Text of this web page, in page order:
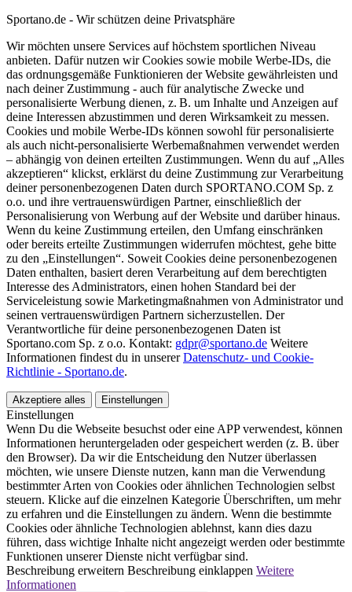
Sportano.de - Wir schützen deine Privatsphäre
Wir möchten unsere Services auf höchstem sportlichen Niveau
anbieten. Dafür nutzen wir Cookies sowie mobile Werbe-IDs, die
das ordnungsgemäße Funktionieren der Website gewährleisten und
nach deiner Zustimmung - auch für analytische Zwecke und
personalisierte Werbung dienen, z. B. um Inhalte und Anzeigen auf
deine Interessen abzustimmen und deren Wirksamkeit zu messen.
Cookies und mobile Werbe-IDs können sowohl für personalisierte
als auch nicht-personalisierte Werbemaßnahmen verwendet werden
– abhängig von deinen erteilten Zustimmungen. Wenn du auf „Alles
akzeptieren“ klickst, erklärst du deine Zustimmung zur Verarbeitung
deiner personenbezogenen Daten durch SPORTANO.COM Sp. z
o.o. und ihre vertrauenswürdigen Partner, einschließlich der
Personalisierung von Werbung auf der Website und darüber hinaus.
Wenn du keine Zustimmung erteilen, den Umfang einschränken
oder bereits erteilte Zustimmungen widerrufen möchtest, gehe bitte
zu den „Einstellungen“. Soweit Cookies deine personenbezogenen
Daten enthalten, basiert deren Verarbeitung auf dem berechtigten
Interesse des Administrators, einen hohen Standard bei der
Serviceleistung sowie Marketingmaßnahmen von Administrator und
seinen vertrauenswürdigen Partnern sicherzustellen. Der
Verantwortliche für deine personenbezogenen Daten ist
Sportano.com Sp. z o.o. Kontakt: gdpr@sportano.de Weitere
Informationen findest du in unsererDatenschutz- und Cookie-
Richtlinie - Sportano.de.
Akzeptiere alles Einstellungen
Einstellungen
Wenn Du die Webseite besuchst oder eine APP verwendest, können
Informationen heruntergeladen oder gespeichert werden (z. B. über
den Browser). Da wir die Entscheidung den Nutzer überlassen
möchten, wie unsere Dienste nutzen, kann man die Verwendung
bestimmter Arten von Cookies oder ähnlichen Technologien selbst
steuern. Klicke auf die einzelnen Kategorie Überschriften, um mehr
zu erfahren und die Einstellungen zu ändern. Wenn die bestimmte
Cookies oder ähnliche Technologien ablehnst, kann dies dazu
führen, dass wichtige Inhalte nicht angezeigt werden oder bestimmte
Funktionen unserer Dienste nicht verfügbar sind.
Beschreibung erweitern Beschreibung einklappen Weitere
Informationen